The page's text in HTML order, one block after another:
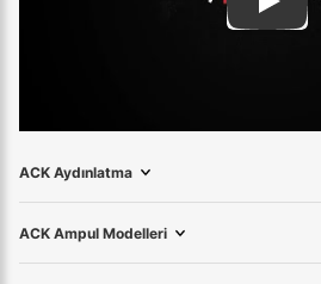
Play
ACK Aydınlatma
ACK Ampul Modelleri